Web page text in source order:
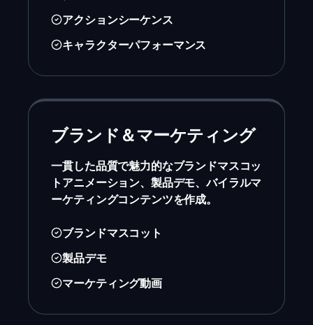
アクションシーケンス
キャラクターパフォーマンス
ブランド＆マーケティング
一貫した品質で魅力的なブランドマスコッ
トアニメーション、製品デモ、バイラルマ
ーケティングコンテンツを作成。
ブランドマスコット
製品デモ
マーケティング動画